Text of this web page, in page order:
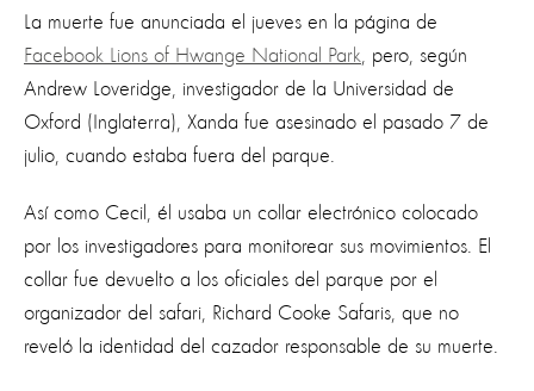
La muerte fue anunciada el jueves en la página de
Facebook Lions of Hwange National Park , pero, según
Andrew Loveridge, investigador de la Universidad de
Oxford (Inglaterra), Xanda fue asesinado el pasado 7 de
julio, cuando estaba fuera del parque.
Así como Cecil, él usaba un collar electrónico colocado
por los investigadores para monitorear sus movimientos. El
collar fue devuelto a los oficiales del parque por el
organizador del safari, Richard Cooke Safaris, que no
reveló la identidad del cazador responsable de su muerte.